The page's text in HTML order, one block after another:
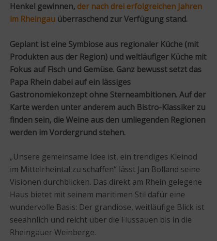
Henkel gewinnen, der nach drei erfolgreichen Jahren
im Rheingau überraschend zur Verfügung stand.
Geplant ist eine Symbiose aus regionaler Küche (mit
Produkten aus der Region) und weltläufiger Küche mit
Fokus auf Fisch und Gemüse. Ganz bewusst setzt das
Papa Rhein dabei auf ein lässiges
Gastronomiekonzept ohne Sterneambitionen. Auf der
Karte werden unter anderem auch Bistro-Klassiker zu
finden sein, die Weine aus den umliegenden Regionen
werden im Vordergrund stehen.
„Unsere gemeinsame Idee ist, ein trendiges Kleinod
im Mittelrheintal zu schaffen“ lässt Jan Bolland seine
Visionen durchblicken. Das direkt am Rhein gelegene
Haus bietet mit seinem maritimen Stil dafür eine
wundervolle Basis: Der grandiose, weitläufige Blick ist
seeähnlich und reicht über die Flussauen bis in die
Rheingauer Weinberge.